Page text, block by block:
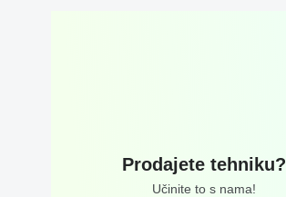
Prodajete tehniku?
Učinite to s nama!